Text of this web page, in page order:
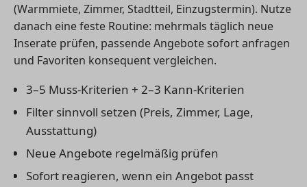
(Warmmiete, Zimmer, Stadtteil, Einzugstermin). Nutze
danach eine feste Routine: mehrmals täglich neue
Inserate prüfen, passende Angebote sofort anfragen
und Favoriten konsequent vergleichen.
3–5 Muss-Kriterien + 2–3 Kann-Kriterien
Filter sinnvoll setzen (Preis, Zimmer, Lage,
Ausstattung)
Neue Angebote regelmäßig prüfen
Sofort reagieren, wenn ein Angebot passt